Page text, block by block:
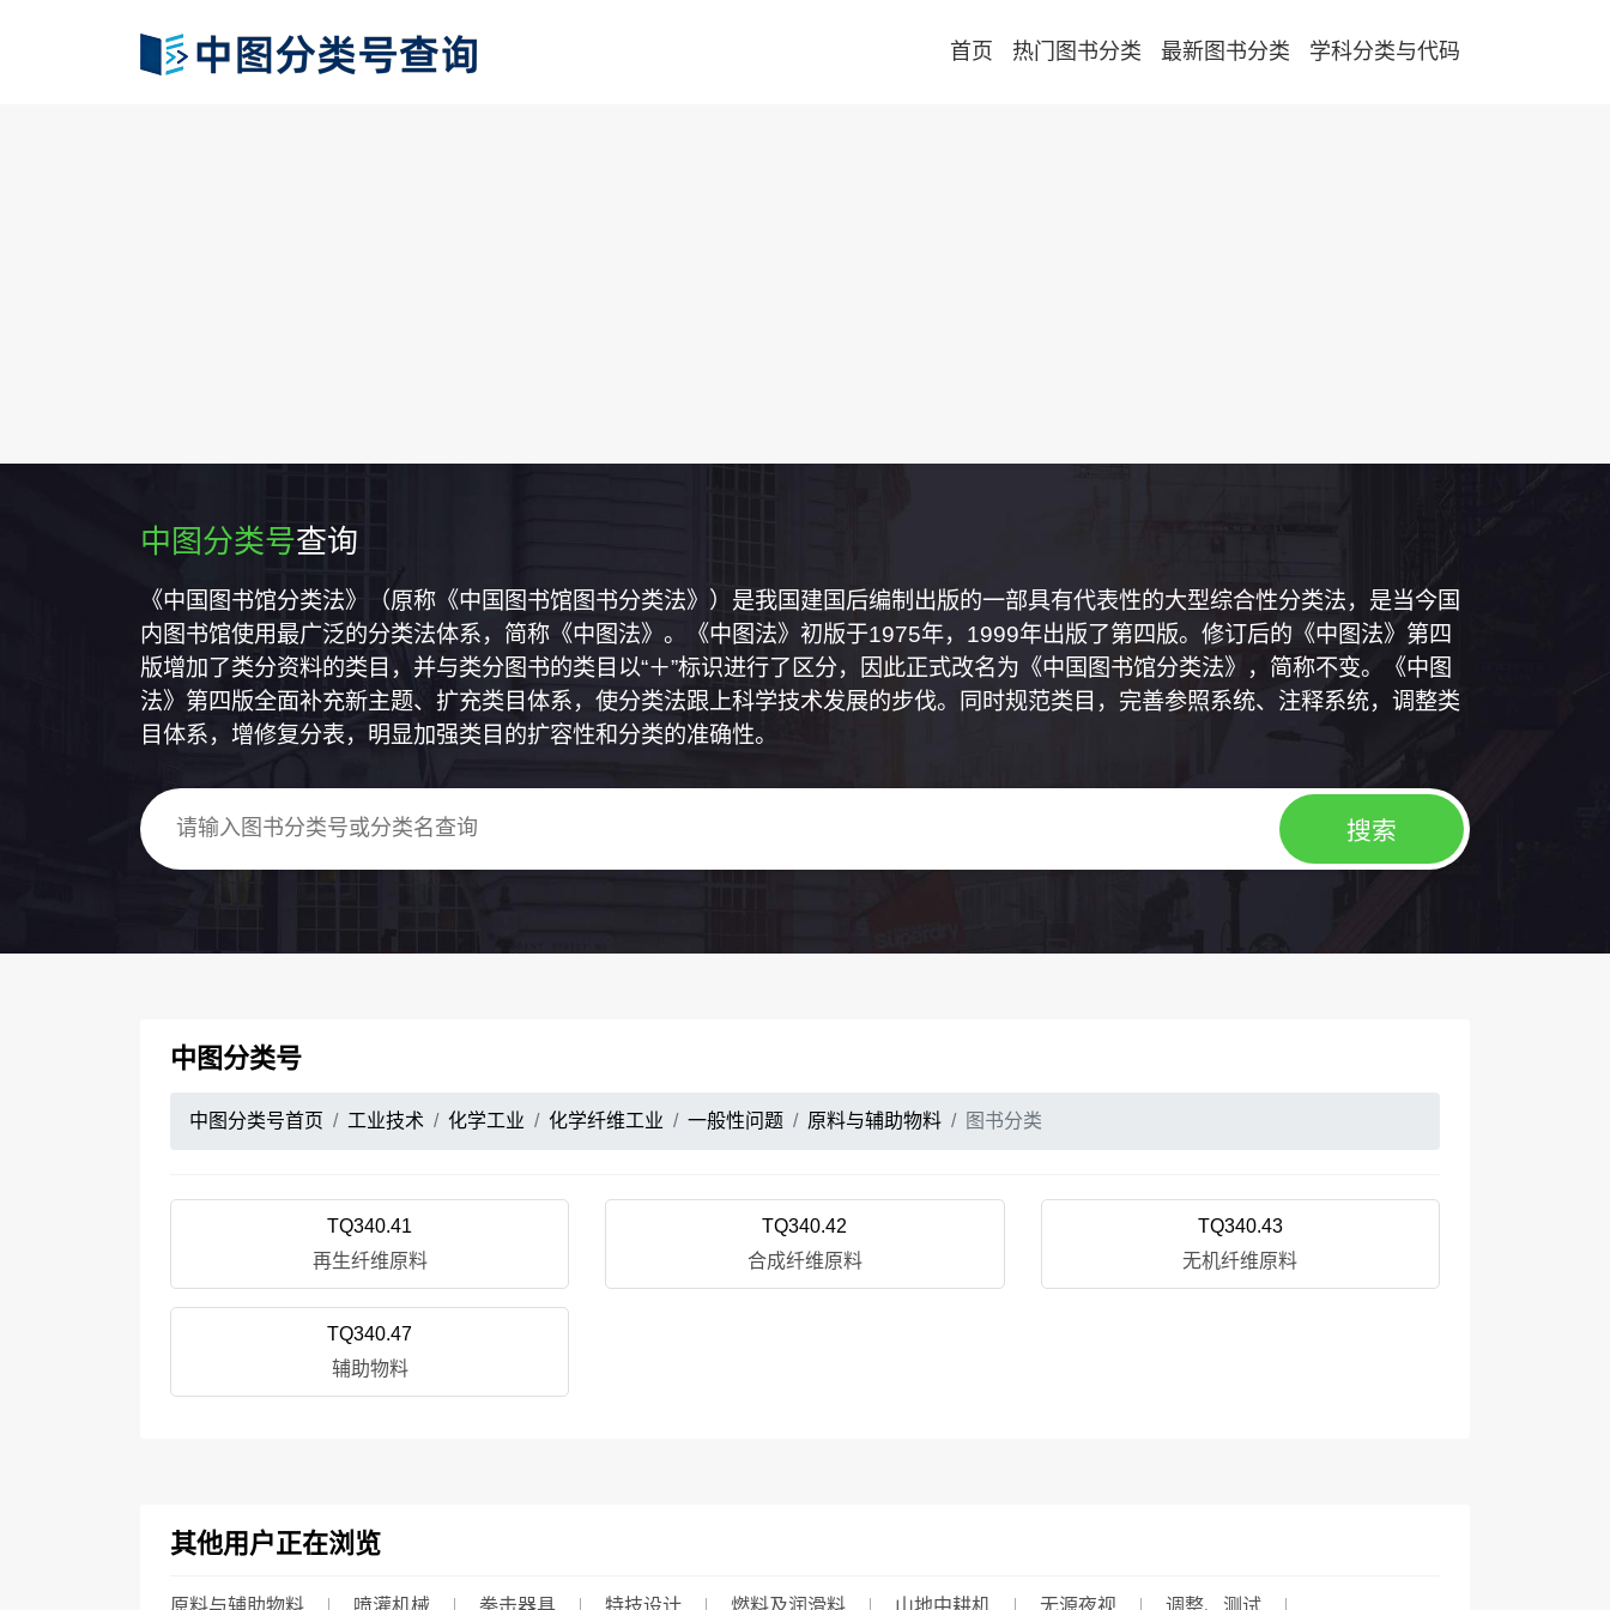
首页 热门图书分类 最新图书分类 学科分类与代码
中图分类号查询
《中国图书馆分类法》（原称《中国图书馆图书分类法》）是我国建国后编制出版的一部具有代表性的大型综合性分类法，是当今国
内图书馆使用最广泛的分类法体系，简称《中图法》。《中图法》初版于1975年，1999年出版了第四版。修订后的《中图法》第四
版增加了类分资料的类目，并与类分图书的类目以“＋”标识进行了区分，因此正式改名为《中国图书馆分类法》，简称不变。《中图
法》第四版全面补充新主题、扩充类目体系，使分类法跟上科学技术发展的步伐。同时规范类目，完善参照系统、注释系统，调整类
目体系，增修复分表，明显加强类目的扩容性和分类的准确性。
中图分类号
中图分类号首页 工业技术 化学工业 化学纤维工业 一般性问题 原料与辅助物料 图书分类
TQ340.41
再生纤维原料
TQ340.42
合成纤维原料
TQ340.43
无机纤维原料
TQ340.47
辅助物料
其他用户正在浏览
原料与辅助物料 喷灌机械 拳击器具 特技设计 燃料及润滑料 山地中耕机 无源夜视 调整、测试